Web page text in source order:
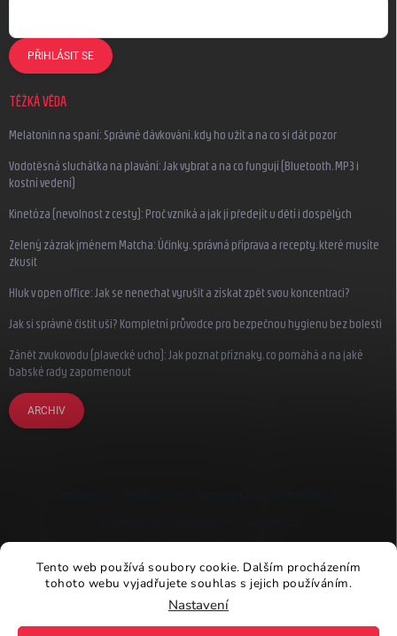
Tento web používá soubory cookie. Dalším procházením
tohoto webu vyjadřujete souhlas s jejich používáním.
Nastavení
PŘIHLÁSIT SE
TĚŽKÁ VĚDA
Melatonin na spaní: Správné dávkování, kdy ho užít a na co si dát pozor
Vodotěsná sluchátka na plavání: Jak vybrat a na co fungují (Bluetooth, MP3 i
kostní vedení)
Kinetóza (nevolnost z cesty): Proč vzniká a jak jí předejít u dětí i dospělých
Zelený zázrak jménem Matcha: Účinky, správná příprava a recepty, které musíte
zkusit
Hluk v open office: Jak se nenechat vyrušit a získat zpět svou koncentraci?
Jak si správně čistit uši? Kompletní průvodce pro bezpečnou hygienu bez bolesti
Zánět zvukovodu (plavecké ucho): Jak poznat příznaky, co pomáhá a na jaké
babské rady zapomenout
ARCHIV
Copyright 2026Earplugs.cz. Všechna práva vyhrazena.